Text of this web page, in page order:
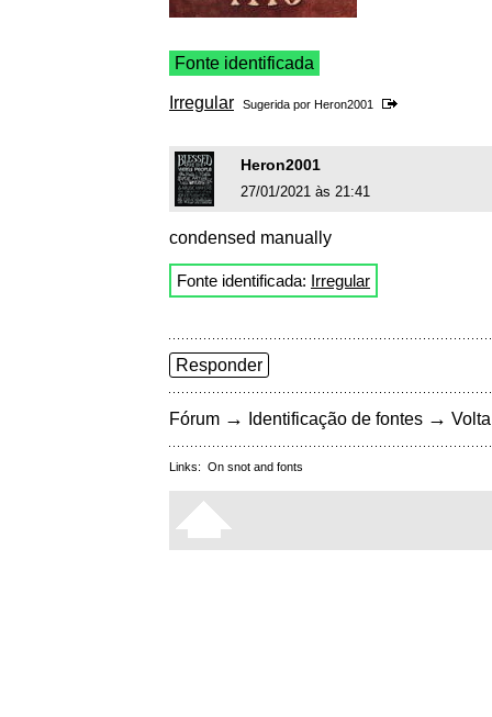
Fonte identificada
Irregular Sugerida por Heron2001
Heron2001
27/01/2021 às 21:41
condensed manually
Fonte identificada: Irregular
Responder
Fórum → Identificação de fontes →
Links: On snot and fonts